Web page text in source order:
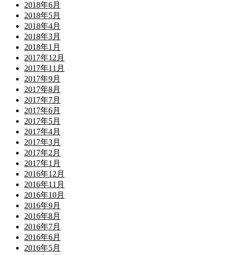
2018年6月
2018年5月
2018年4月
2018年3月
2018年1月
2017年12月
2017年11月
2017年9月
2017年8月
2017年7月
2017年6月
2017年5月
2017年4月
2017年3月
2017年2月
2017年1月
2016年12月
2016年11月
2016年10月
2016年9月
2016年8月
2016年7月
2016年6月
2016年5月